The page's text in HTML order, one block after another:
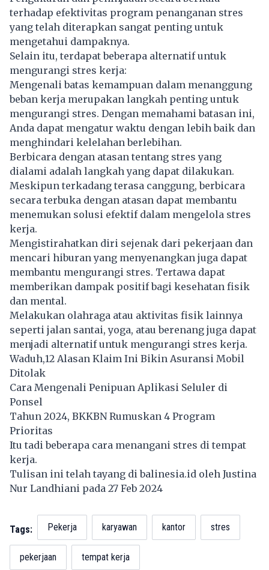
terhadap efektivitas program penanganan stres
yang telah diterapkan sangat penting untuk
mengetahui dampaknya.
Selain itu, terdapat beberapa alternatif untuk
mengurangi stres kerja:
Mengenali batas kemampuan dalam menanggung
beban kerja merupakan langkah penting untuk
mengurangi stres. Dengan memahami batasan ini,
Anda dapat mengatur waktu dengan lebih baik dan
menghindari kelelahan berlebihan.
Berbicara dengan atasan tentang stres yang
dialami adalah langkah yang dapat dilakukan.
Meskipun terkadang terasa canggung, berbicara
secara terbuka dengan atasan dapat membantu
menemukan solusi efektif dalam mengelola stres
kerja.
Mengistirahatkan diri sejenak dari pekerjaan dan
mencari hiburan yang menyenangkan juga dapat
membantu mengurangi stres. Tertawa dapat
memberikan dampak positif bagi kesehatan fisik
dan mental.
Melakukan olahraga atau aktivitas fisik lainnya
seperti jalan santai, yoga, atau berenang juga dapat
menjadi alternatif untuk mengurangi stres kerja.
Waduh,12 Alasan Klaim Ini Bikin Asuransi Mobil
Ditolak
Cara Mengenali Penipuan Aplikasi Seluler di
Ponsel
Tahun 2024, BKKBN Rumuskan 4 Program
Prioritas
Itu tadi beberapa cara menangani stres di tempat
kerja.
Tulisan ini telah tayang dibalinesia.id oleh Justina
Nur Landhiani pada 27 Feb 2024
Tags: Pekerja karyawan kantor stres
pekerjaan tempat kerja